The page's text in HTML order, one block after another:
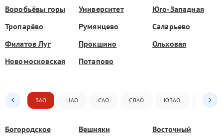
Воробьёвы горы
Университет
Юго-Западная
Тропарёво
Румянцево
Саларьево
Филатов Луг
Прокшино
Ольховая
Новомосковская
Потапово
ВАО ЦАО САО СВАО ЮВАО ЮАО
Богородское Вешняки
Восточный